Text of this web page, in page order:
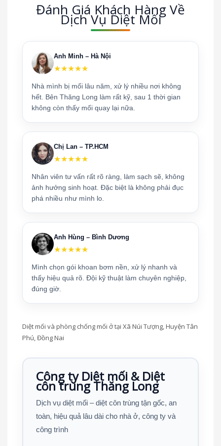
Đánh Giá Khách Hàng Về
Dịch Vụ Diệt Mối
Anh Minh – Hà Nội
★★★★★
Nhà mình bị mối lâu năm, xử lý nhiều nơi không
hết. Bên Thăng Long làm rất kỹ, sau 1 thời gian
không còn thấy mối quay lại nữa.
Chị Lan – TP.HCM
★★★★★
Nhân viên tư vấn rất rõ ràng, làm sạch sẽ, không
ảnh hưởng sinh hoạt. Đặc biệt là không phải đục
phá nhiều như mình lo.
Anh Hùng – Bình Dương
★★★★★
Mình chọn gói khoan bơm nền, xử lý nhanh và
thấy hiệu quả rõ. Đội kỹ thuật làm chuyên nghiệp,
đúng giờ.
Diệt mối và phòng chống mối ở tại Xã Núi Tượng, Huyện Tân
Phú, Đồng Nai
Công ty Diệt mối & Diệt
côn trùng Thăng Long
Dịch vụ diệt mối – diệt côn trùng tận gốc, an
toàn, hiệu quả lâu dài cho nhà ở, công ty và
công trình